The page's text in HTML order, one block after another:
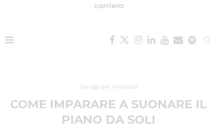
carriera
Consigli per i musicisti
COME IMPARARE A SUONARE IL
PIANO DA SOLI